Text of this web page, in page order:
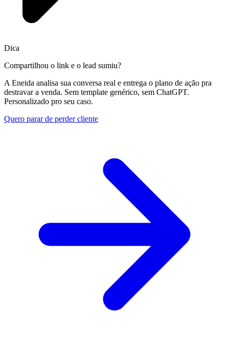
Dica
Compartilhou o link e o lead sumiu?
A Eneida analisa sua conversa real e entrega o plano de ação pra
destravar a venda. Sem template genérico, sem ChatGPT.
Personalizado pro seu caso.
Quero parar de perder cliente